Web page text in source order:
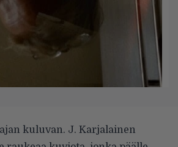
kuluvan. J. Karjalai­nen